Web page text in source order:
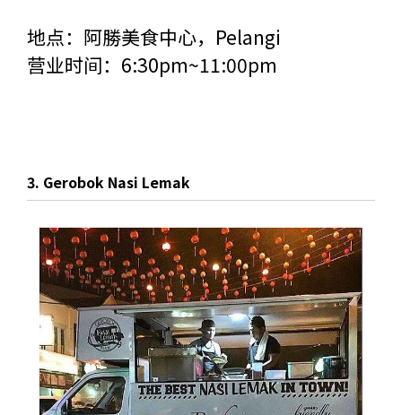
地点：阿勝美食中心，Pelangi
营业时间：6:30pm~11:00pm
3. Gerobok Nasi Lemak